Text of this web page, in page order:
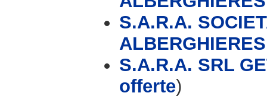
S.A.R.A.
S.A.R.A. SRL
offerte)